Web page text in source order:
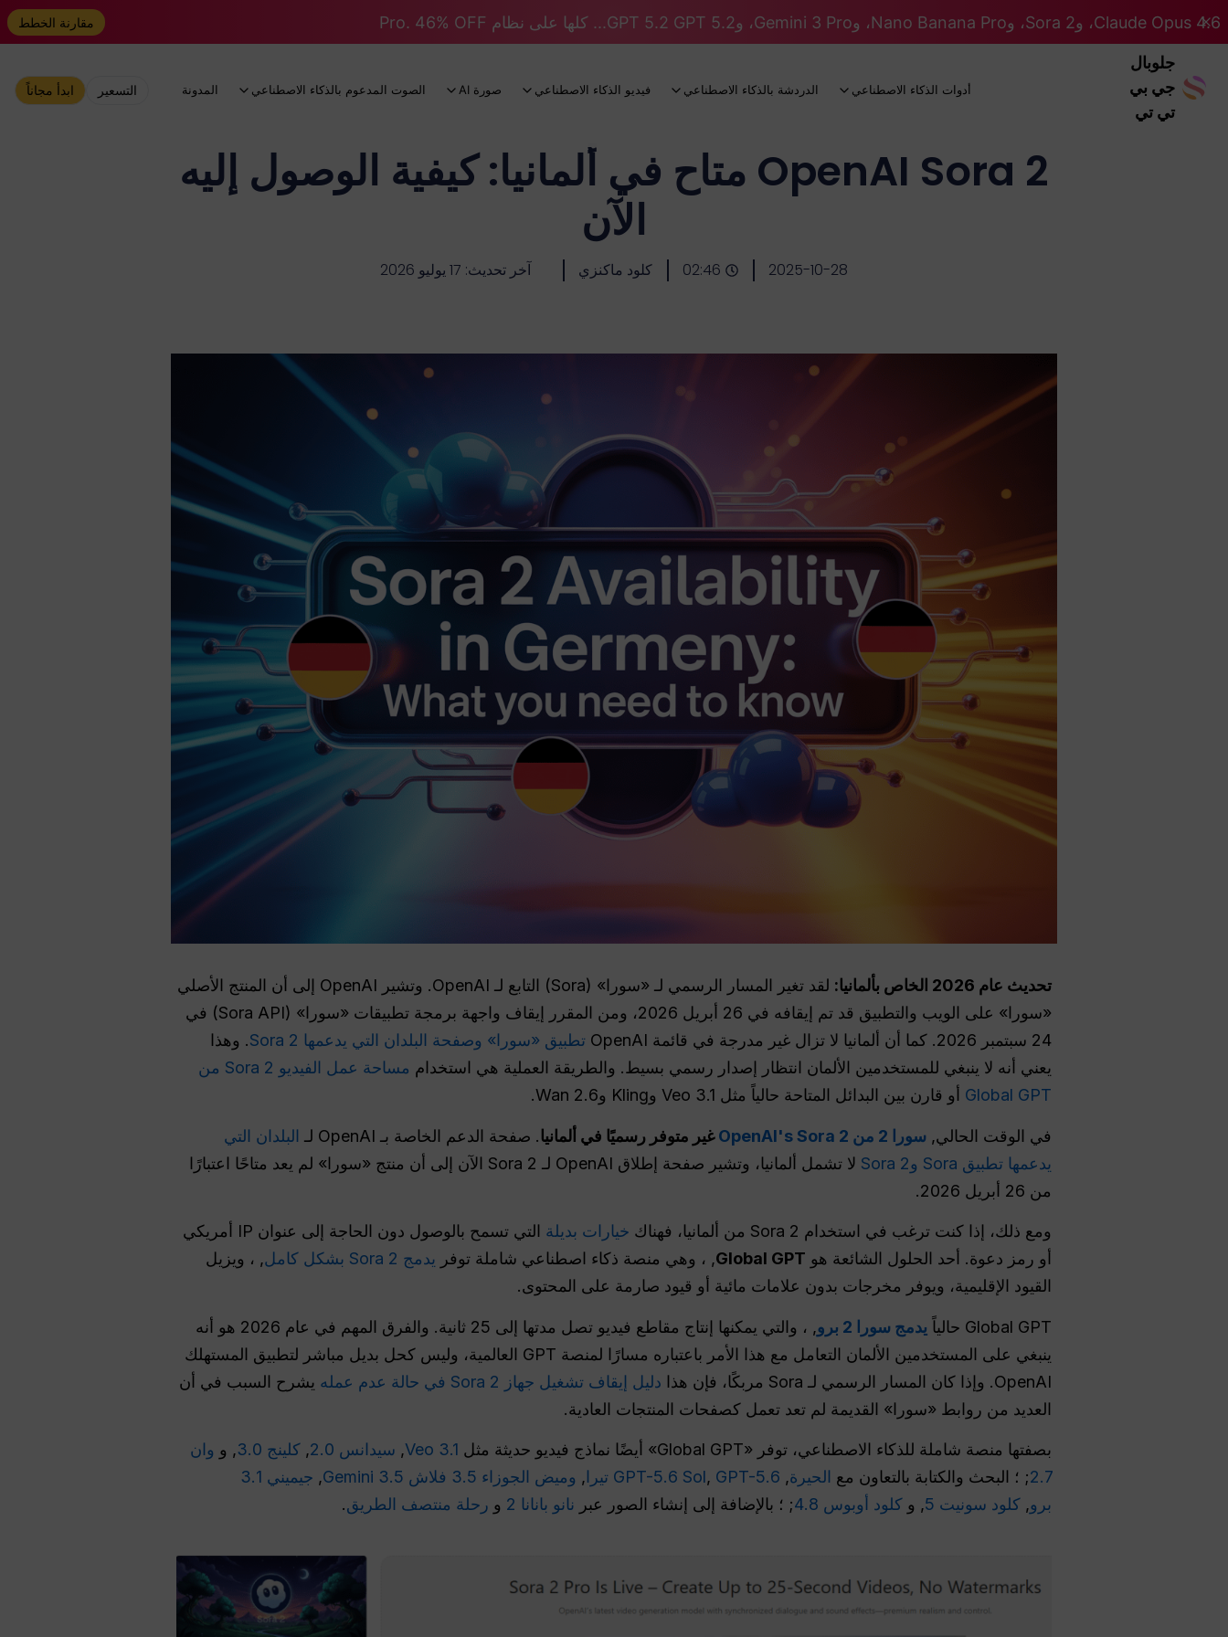
Claude Opus 4.6، وSora 2، وNano Banana Pro، وGemini 3 Pro، وGPT 5.2 GPT 5.2... كلها على نظام Pro. 46% OFF مقارنة الخطط
جلوبال
جي بي
تي تي
أدوات الذكاء الاصطناعي الدردشة بالذكاء الاصطناعي فيديو الذكاء الاصطناعي صورة AI الصوت المدعوم بالذكاء الاصطناعي المدونة التسعير ابدأ مجاناً
OpenAI Sora 2 متاح في ألمانيا: كيفية الوصول إليه
الآن
2025-10-28
02:46 كلود ماكنزي آخر تحديث: 17 يوليو 2026
تحديث عام 2026 الخاص بألمانيا:
لقد تغير المسار الرسمي لـ «سورا» (Sora) التابع لـ OpenAI. وتشير OpenAI إلى أن المنتج الأصلي
«سورا» على الويب والتطبيق قد تم إيقافه في 26 أبريل 2026، ومن المقرر إيقاف واجهة برمجة تطبيقات «سورا» (Sora API) في
24 سبتمبر 2026. كما أن ألمانيا لا تزال غير مدرجة في قائمة OpenAI
تطبيق «سورا» وصفحة البلدان التي يدعمها Sora 2
. وهذا
يعني أنه لا ينبغي للمستخدمين الألمان انتظار إصدار رسمي بسيط. والطريقة العملية هي استخدام
مساحة عمل الفيديو Sora 2 من
Global GPT أو قارن بين البدائل المتاحة حالياً مثل Veo 3.1 وKling وWan 2.6.
في الوقت الحالي, سورا 2 من OpenAI's Sora 2 غير متوفر رسميًا في ألمانيا. صفحة الدعم الخاصة بـ OpenAI لـ
البلدان التي
يدعمها تطبيق Sora وSora 2
لا تشمل ألمانيا، وتشير صفحة إطلاق OpenAI لـ Sora 2 الآن إلى أن منتج «سورا» لم يعد متاحًا اعتبارًا
من 26 أبريل 2026.
ومع ذلك، إذا كنت ترغب في استخدام Sora 2 من ألمانيا، فهناك خيارات بديلة
التي تسمح بالوصول دون الحاجة إلى عنوان IP أمريكي
أو رمز دعوة. أحد الحلول الشائعة هو Global GPT, ، وهي منصة ذكاء اصطناعي شاملة توفر يدمج Sora 2 بشكل كامل
, ، ويزيل
القيود الإقليمية، ويوفر مخرجات بدون علامات مائية أو قيود صارمة على المحتوى.
Global GPT حالياً يدمج سورا 2 برو
, ، والتي يمكنها إنتاج مقاطع فيديو تصل مدتها إلى 25 ثانية. والفرق المهم في عام 2026 هو أنه
ينبغي على المستخدمين الألمان التعامل مع هذا الأمر باعتباره مسارًا لمنصة GPT العالمية، وليس كحل بديل مباشر لتطبيق المستهلك
OpenAI. وإذا كان المسار الرسمي لـ Sora مربكًا، فإن هذا
دليل إيقاف تشغيل جهاز Sora 2 في حالة عدم عمله
يشرح السبب في أن
العديد من روابط «سورا» القديمة لم تعد تعمل كصفحات المنتجات العادية.
بصفتها منصة شاملة للذكاء الاصطناعي، توفر «Global GPT» أيضًا نماذج فيديو حديثة مثل Veo 3.1
, سيدانس 2.0 , كلينج 3.0 , و وان
2.7; ؛ البحث والكتابة بالتعاون مع الحيرة,
GPT-5.6 Sol, GPT-5.6 تيرا , وميض الجوزاء 3.5 فلاش Gemini 3.5 ,
جيميني 3.1
برو, كلود سونيت 5 , و كلود أوبوس 4.8 ; ؛ بالإضافة إلى إنشاء الصور عبر نانو بانانا 2 و رحلة منتصف الطريق.